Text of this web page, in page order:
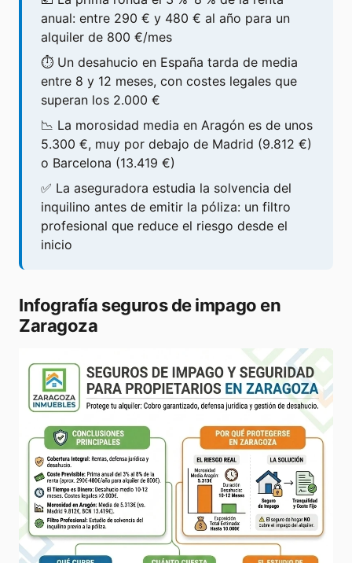
anual: entre 290 € y 480 € al año para un
alquiler de 800 €/mes
⏱️ Un desahucio en España tarda de media
entre 8 y 12 meses, con costes legales que
superan los 2.000 €
📉 La morosidad media en Aragón es de unos
5.300 €, muy por debajo de Madrid (9.812 €)
o Barcelona (13.419 €)
✅ La aseguradora estudia la solvencia del
inquilino antes de emitir la póliza: un filtro
profesional que reduce el riesgo desde el
inicio
Infografía seguros de impago en
Zaragoza